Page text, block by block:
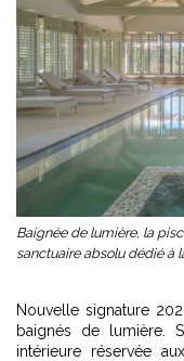
Baignée de lumière, la
sanctuaire absolu dédié à
Nouvelle signature
baignés de lumière.
intérieure réservée